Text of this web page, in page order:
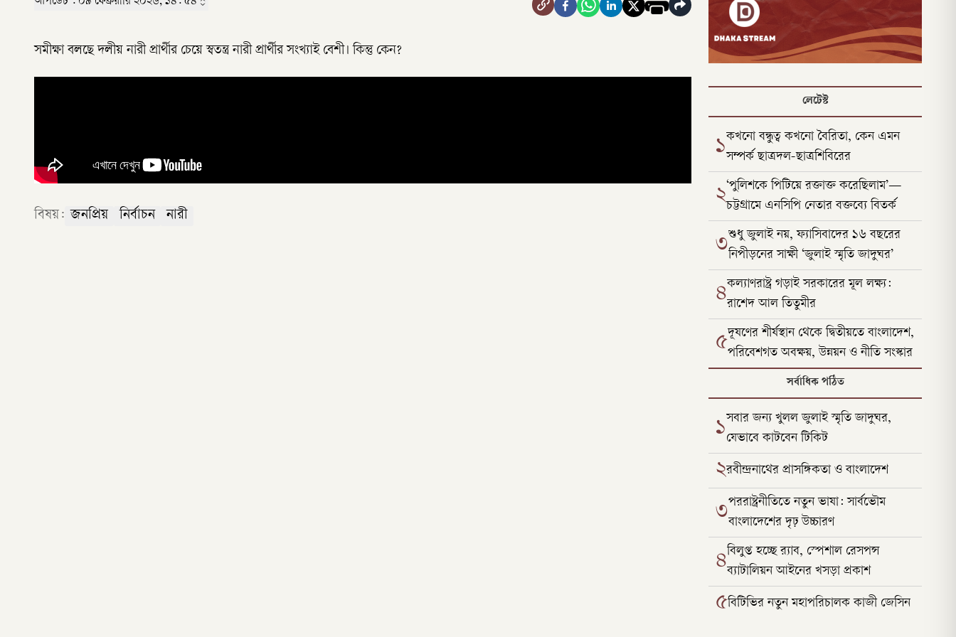
সমীক্ষা বলছে দলীয় নারী প্রার্থীর চেয়ে স্বতন্ত্র নারী প্রার্থীর সংখ্যাই বেশী। কিন্তু কেন?
বিষয়: জনপ্রিয় নির্বাচন নারী
লেটেস্ট
১কখনো বন্ধুত্ব কখনো বৈরিতা, কেন এমন
সম্পর্ক ছাত্রদল-ছাত্রশিবিরের
২‘পুলিশকে পিটিয়ে রক্তাক্ত করেছিলাম’—
চট্টগ্রামে এনসিপি নেতার বক্তব্যে বিতর্ক
৩শুধু জুলাই নয়, ফ্যাসিবাদের ১৬ বছরের
নিপীড়নের সাক্ষী ‘জুলাই স্মৃতি জাদুঘর’
৪কল্যাণরাষ্ট্র গড়াই সরকারের মূল লক্ষ্য:
রাশেদ আল তিতুমীর
৫দূষণের শীর্ষস্থান থেকে দ্বিতীয়তে বাংলাদেশ,
পরিবেশগত অবক্ষয়, উন্নয়ন ও নীতি সংস্কার
সর্বাধিক পঠিত
১সবার জন্য খুলল জুলাই স্মৃতি জাদুঘর,
যেভাবে কাটবেন টিকিট
২রবীন্দ্রনাথের প্রাসঙ্গিকতা ও বাংলাদেশ
৩পররাষ্ট্রনীতিতে নতুন ভাষা: সার্বভৌম
বাংলাদেশের দৃঢ় উচ্চারণ
৪বিলুপ্ত হচ্ছে র‍্যাব, স্পেশাল রেসপন্স
ব্যাটালিয়ন আইনের খসড়া প্রকাশ
৫বিটিভির নতুন মহাপরিচালক কাজী জেসিন